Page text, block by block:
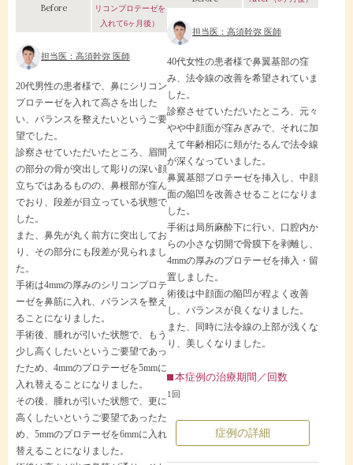
Before
リコンプロテーゼを
入れて6ヶ月後）
担当医：高須幹弥 医師
20代男性の患者様で、鼻にシリコン
プロテーゼを入れて高さを出した
い、バランスを整えたいというご要
望でした。
診察させていただいたところ、眉間
の部分の骨が突出して彫りの深い顔
立ちではあるものの、鼻根部が窪ん
でおり、段差が目立っている状態で
した。
また、鼻先が丸く前方に突出してお
り、その部分にも段差が見られまし
た。
手術は4mmの厚みのシリコンプロテ
ーゼを鼻筋に入れ、バランスを整え
ることになりました。
手術後、腫れが引いた状態で、もう
少し高くしたいというご要望であっ
たため、4mmのプロテーゼを5mmに
入れ替えることになりました。
その後、腫れが引いた状態で、更に
高くしたいというご要望であったた
め、5mmのプロテーゼを6mmに入れ
替えることになりました。
担当医：高須幹弥 医師
40代女性の患者様で鼻翼基部の窪
み、法令線の改善を希望されていま
した。
診察させていただいたところ、元々
やや中顔面が窪みぎみで、それに加
えて年齢相応に頬がたるんで法令線
が深くなっていました。
鼻翼基部プロテーゼを挿入し、中顔
面の陥凹を改善させることになりま
した。
手術は局所麻酔下に行い、口腔内か
らの小さな切開で骨膜下を剥離し、
4mmの厚みのプロテーゼを挿入・留
置しました。
術後は中顔面の陥凹が程よく改善
し、バランスが良くなりました。
また、同時に法令線の上部が浅くな
り、美しくなりました。
本症例の治療期間／回数
1回
症例の詳細